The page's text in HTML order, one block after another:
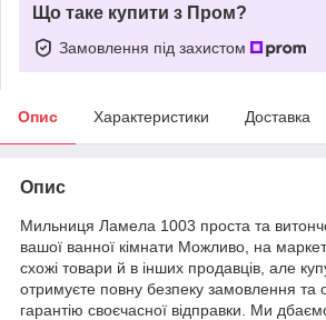
Що таке купити з Пром?
Замовлення під захистом
Опис Характеристики Доставка
Опис
Мильниця Ламела 1003 проста та
вашої ванної кімнати Можливо, на
схожі товари й в інших продавців, але
отримуєте повну безпеку замовлення та
гарантію своєчасної відправки. Ми